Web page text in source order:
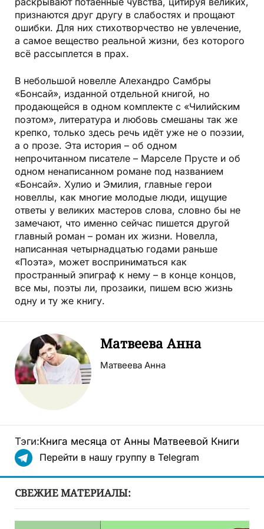
признаются друг другу в слабостях и прощают
ошибки. Для них стихотворчество не увлечение,
а самое вещество реальной жизни, без которого
всё рассыплется в прах.
В небольшой новелле Алехандро Самбры
«Бонсай», изданной отдельной книгой, но
продающейся в одном комплекте с «Чилийским
поэтом», литература и любовь смешаны так же
крепко, только здесь речь идёт уже не о поэзии,
а о прозе. Эта история – об одном
непрочитанном писателе – Марселе Прусте и об
одном ненаписанном романе под названием
«Бонсай». Хулио и Эмилия, главные герои
новеллы, как многие молодые люди, ищущие
ответы у великих мастеров слова, словно бы не
замечают, что именно сейчас пишется другой
главный роман – роман их жизни. Новелла,
написанная четырнадцатью годами раньше
«Поэта», может восприниматься как
пространный эпиграф к нему – в конце концов,
все мы, поэты ли, прозаики, пишем всю жизнь
одну и ту же книгу.
Матвеева Анна
Матвеева Анна
Тэги:Книга месяца от Анны Матвеевой Книги
Перейти в нашу группу в Telegram
СВЕЖИЕ МАТЕРИАЛЫ: